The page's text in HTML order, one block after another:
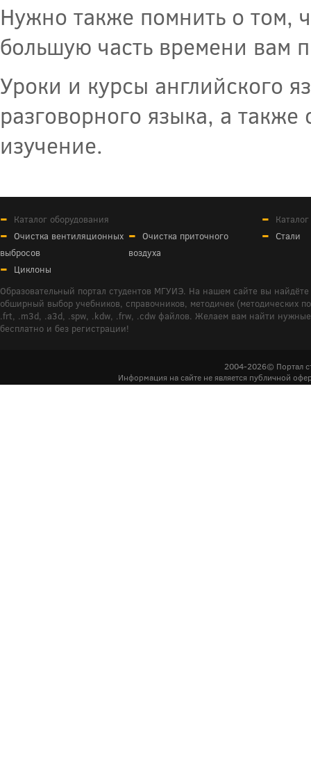
Нужно также помнить о том,
большую часть времени вам
Уроки и курсы английского
разговорного языка, а
изучение.
Каталог оборудования
Очистка вентиляционных
выбросов
Очистка приточного
воздуха
Циклоны
Стали
Образовательный портал студентов МГУИЭ. На нашем сайте вы
обширный выбор учебников, справочников, методичек (методических
.frt, .m3d, .a3d, .spw, .kdw, .frw, .cdw файлов. Желаем вам найти
бесплатно и без регистрации!
2004-2026© Портал
Информация на сайте не является публичной